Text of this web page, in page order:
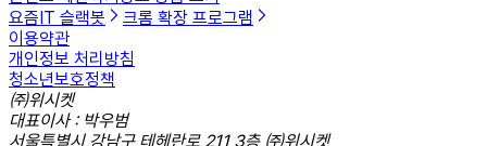
요즘IT 슬랙봇
크롬 확장 프로그램
이용약관
개인정보 처리방침
청소년보호정책
㈜위시켓
대표이사 : 박우범
서울특별시 강남구 테헤란로 211 3층 ㈜위시켓